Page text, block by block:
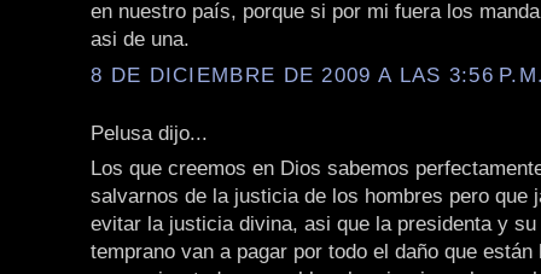
en nuestro país, porque si por mi fuera los
asi de una.
8 DE DICIEMBRE DE 2009 A LAS 3:56
Pelusa dijo...
Los que creemos en Dios sabemos
salvarnos de la justicia de los hombres pero que
evitar la justicia divina, asi que la presidenta y
temprano van a pagar por todo el daño que están